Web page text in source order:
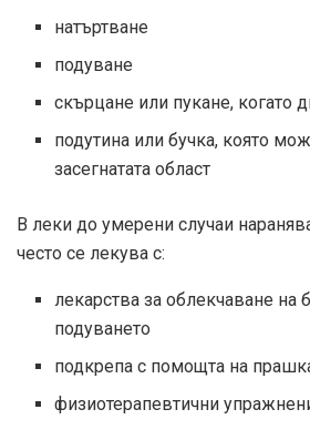
натъртване
подуване
скърцане или пукане, когато
подутина или бучка, която
засегнатата област
В леки до умерени случаи
често се лекува с:
лекарства за облекчаване на
подуването
подкрепа с помощта на
физиотерапевтични